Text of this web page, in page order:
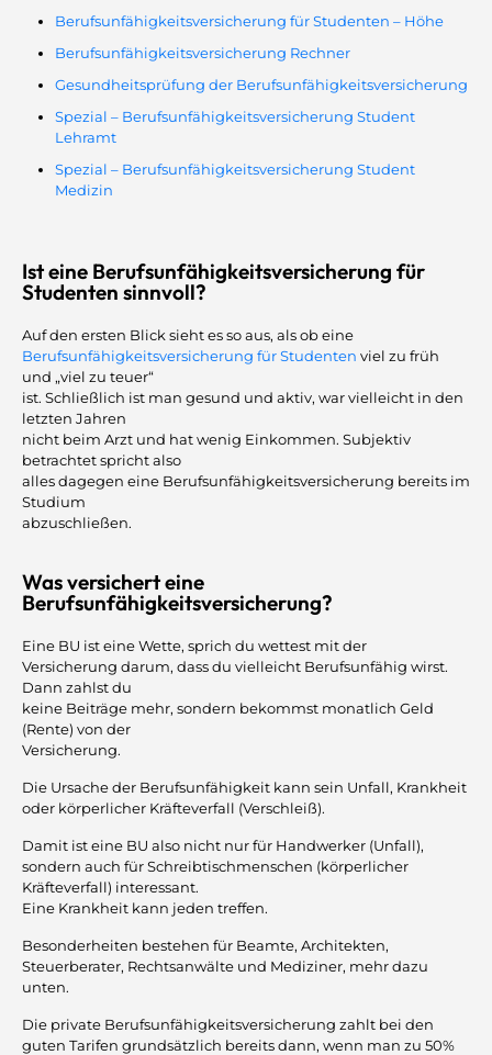
Berufsunfähigkeitsversicherung für Studenten – Höhe
Berufsunfähigkeitsversicherung Rechner
Gesundheitsprüfung der Berufsunfähigkeitsversicherung
Spezial – Berufsunfähigkeitsversicherung Student
Lehramt
Spezial – Berufsunfähigkeitsversicherung Student
Medizin
Ist eine Berufsunfähigkeitsversicherung für
Studenten sinnvoll?
Auf den ersten Blick sieht es so aus, als ob eine
Berufsunfähigkeitsversicherung für Studenten viel zu früh
und „viel zu teuer“
ist. Schließlich ist man gesund und aktiv, war vielleicht in den
letzten Jahren
nicht beim Arzt und hat wenig Einkommen. Subjektiv
betrachtet spricht also
alles dagegen eine Berufsunfähigkeitsversicherung bereits im
Studium
abzuschließen.
Was versichert eine
Berufsunfähigkeitsversicherung?
Eine BU ist eine Wette, sprich du wettest mit der
Versicherung darum, dass du vielleicht Berufsunfähig wirst.
Dann zahlst du
keine Beiträge mehr, sondern bekommst monatlich Geld
(Rente) von der
Versicherung.
Die Ursache der Berufsunfähigkeit kann sein Unfall, Krankheit
oder körperlicher Kräfteverfall (Verschleiß).
Damit ist eine BU also nicht nur für Handwerker (Unfall),
sondern auch für Schreibtischmenschen (körperlicher
Kräfteverfall) interessant.
Eine Krankheit kann jeden treffen.
Besonderheiten bestehen für Beamte, Architekten,
Steuerberater, Rechtsanwälte und Mediziner, mehr dazu
unten.
Die private Berufsunfähigkeitsversicherung zahlt bei den
guten Tarifen grundsätzlich bereits dann, wenn man zu 50%